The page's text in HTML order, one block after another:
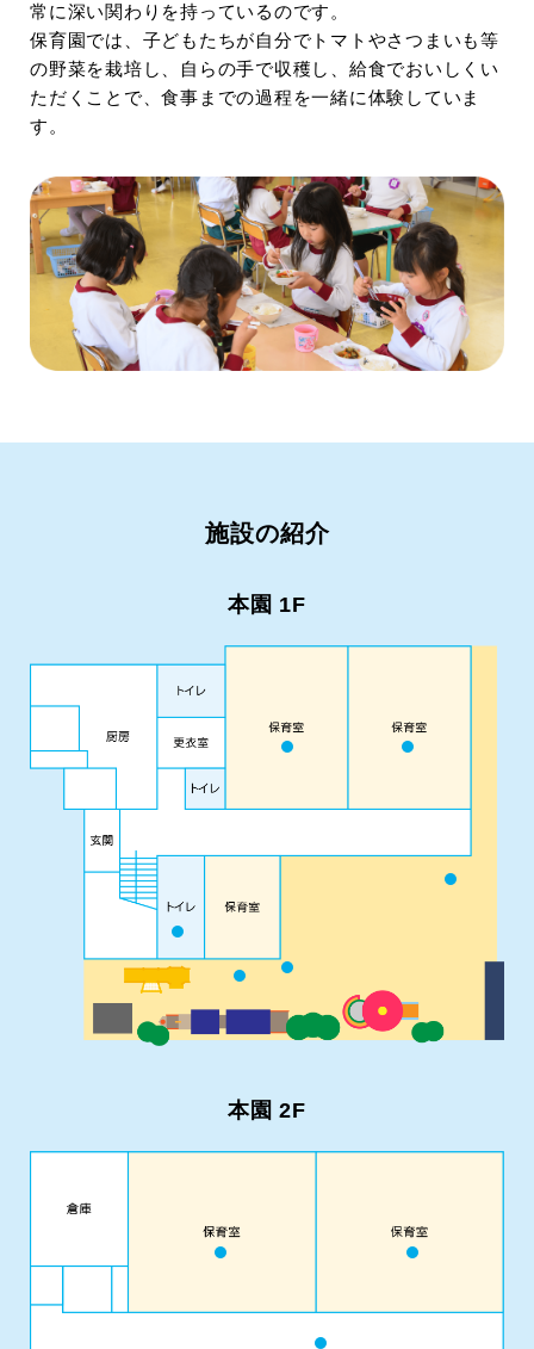
常に深い関わりを持っているのです。
保育園では、子どもたちが自分でトマトやさつまいも等
の野菜を栽培し、自らの手で収穫し、給食でおいしくい
ただくことで、食事までの過程を一緒に体験していま
す。
施設の紹介
本園 1F
本園 2F